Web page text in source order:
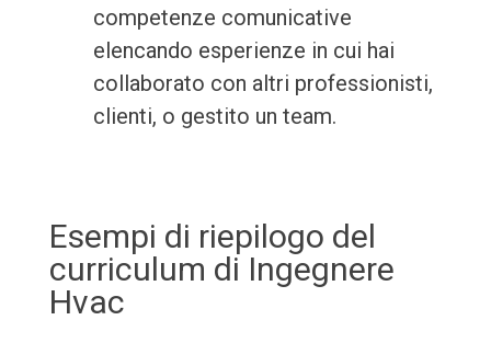
competenze comunicative
elencando esperienze in cui hai
collaborato con altri professionisti,
clienti, o gestito un team.
Esempi di riepilogo del
curriculum di Ingegnere
Hvac